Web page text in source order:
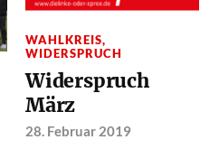
WAHLKREIS,
WIDERSPRUCH
Widerspruch
März
28. Februar 2019